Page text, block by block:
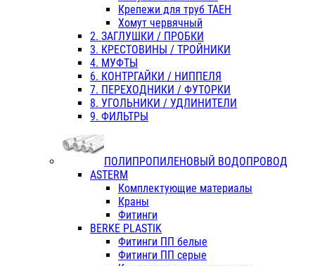
Крепежи для труб ТАЕН
Хомут червячный
2. ЗАГЛУШКИ / ПРОБКИ
3. КРЕСТОВИНЫ / ТРОЙНИКИ
4. МУФТЫ
6. КОНТРГАЙКИ / НИППЕЛЯ
7. ПЕРЕХОДНИКИ / ФУТОРКИ
8. УГОЛЬНИКИ / УДЛИНИТЕЛИ
9. ФИЛЬТРЫ
ПОЛИПРОПИЛЕНОВЫЙ ВОДОПРОВОД
ASTERM
Комплектующие материалы
Краны
Фитинги
BERKE PLASTIK
Фитинги ПП белые
Фитинги ПП серые